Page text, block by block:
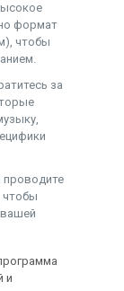
формат
чтобы
за
проводите
чтобы
вашей
и